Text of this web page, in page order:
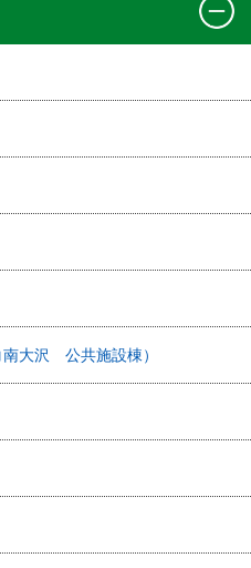
大沢 公共施設棟）